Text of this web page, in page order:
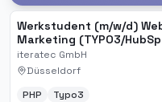
Werkstudent (m/w/d)
Marketing (TYPO3/
iteratec GmbH
Düsseldorf
PHP Typo3